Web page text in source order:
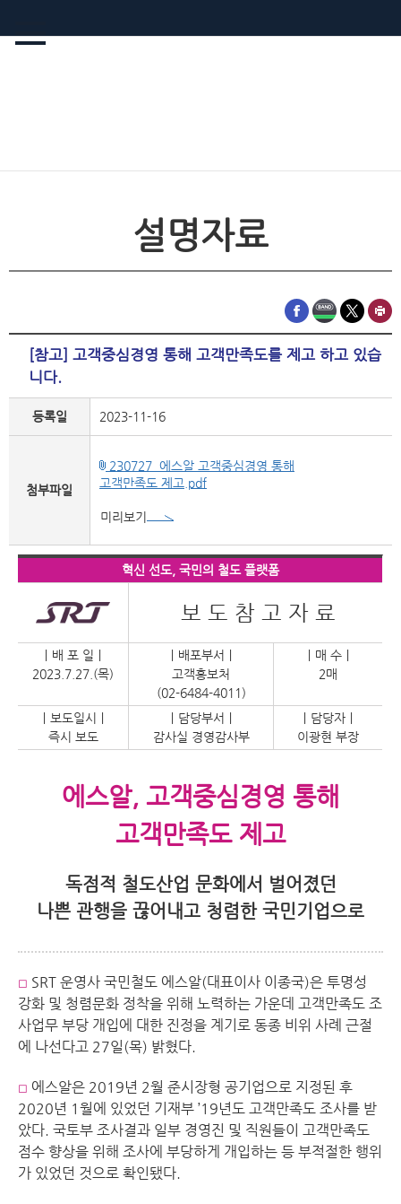
설명자료
[참고] 고객중심경영 통해 고객만족도를 제고 하고 있습
니다.
등록일 2023-11-16
첨부파일
230727_에스알 고객중심경영 통해
고객만족도 제고.pdf
미리보기
혁신 선도, 국민의 철도 플랫폼
보 도 참 고 자 료
｜배 포 일｜
2023.7.27.(목)
｜배포부서｜
고객홍보처
(02-6484-4011)
｜매 수｜
2매
｜보도일시｜
즉시 보도
｜담당부서｜
감사실 경영감사부
｜담당자｜
이광현 부장
에스알, 고객중심경영 통해
고객만족도 제고
독점적 철도산업 문화에서 벌어졌던
나쁜 관행을 끊어내고 청렴한 국민기업으로
◻︎ SRT 운영사 국민철도 에스알(대표이사 이종국)은 투명성
강화 및 청렴문화 정착을 위해 노력하는 가운데 고객만족도 조
사업무 부당 개입에 대한 진정을 계기로 동종 비위 사례 근절
에 나선다고 27일(목) 밝혔다.
◻︎ 에스알은 2019년 2월 준시장형 공기업으로 지정된 후
2020년 1월에 있었던 기재부 ’19년도 고객만족도 조사를 받
았다. 국토부 조사결과 일부 경영진 및 직원들이 고객만족도
점수 향상을 위해 조사에 부당하게 개입하는 등 부적절한 행위
가 있었던 것으로 확인됐다.